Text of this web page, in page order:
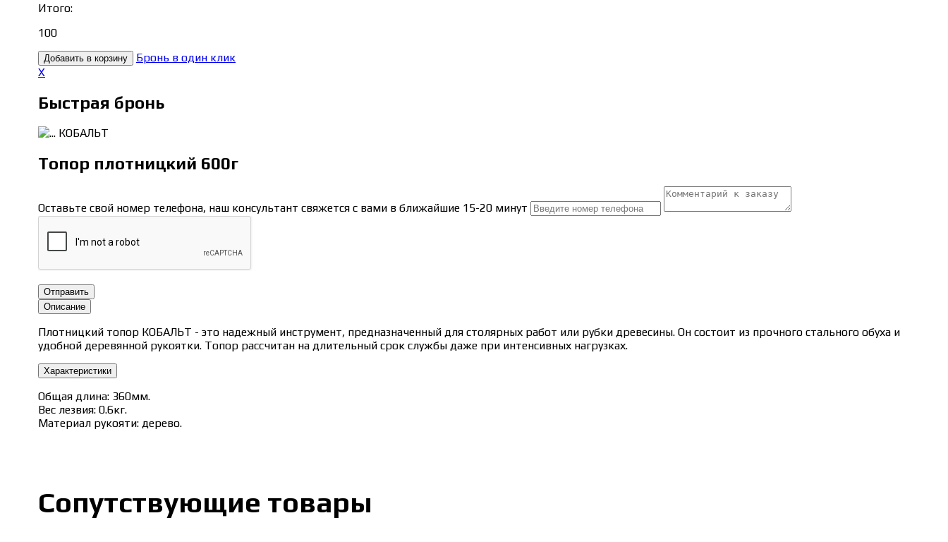
Итого:
100
Добавить в корзину
Бронь в один клик
X
Быстрая бронь
КОБАЛЬТ
Топор плотницкий 600г
Оставьте свой номер телефона, наш консультант свяжется с вами в ближайшие 15-20 минут
Отправить
Описание
Плотницкий топор КОБАЛЬТ - это надежный инструмент, предназначенный для столярных работ или рубки древесины. Он состоит из прочного стального обуха и
удобной деревянной рукоятки. Топор рассчитан на длительный срок службы даже при интенсивных нагрузках.
Характеристики
Общая длина: 360мм.
Вес лезвия: 0.6кг.
Материал рукояти: дерево.
Сопутствующие товары